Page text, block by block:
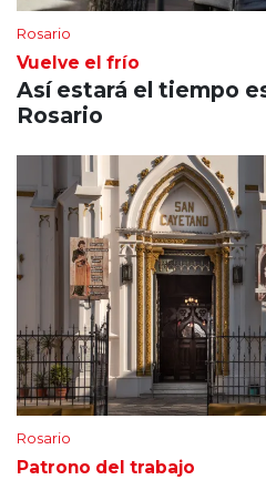
Rosario
Vuelve el frío
Así estará el tiempo
Rosario
Rosario
Patrono del trabajo